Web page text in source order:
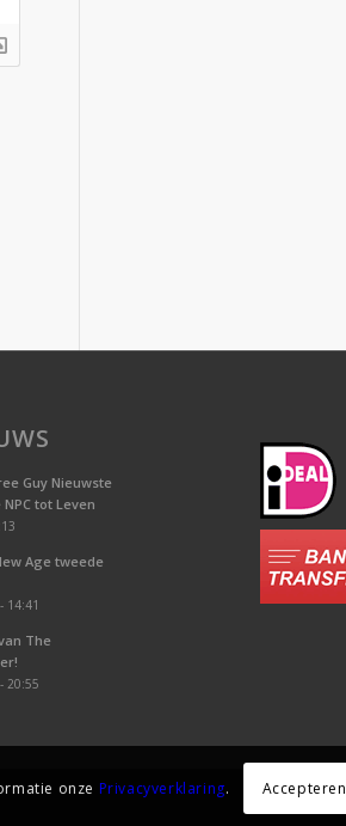
Guy Nieuwste
tot Leven
Age tweede
14:41
The
20:55
onze Privacyverklaring. Accepteren